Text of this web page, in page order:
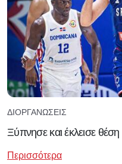
ΔΙΟΡΓΑΝΏΣΕΙΣ
Ξύπνησε και έκλεισε
Περισσότερα